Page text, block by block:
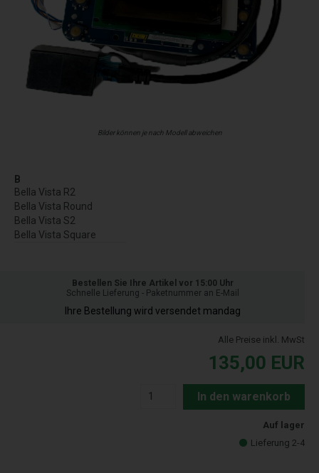
Bilder können je nach Modell abweichen
B
Bella Vista R2
Bella Vista Round
Bella Vista S2
Bella Vista Square
Bestellen Sie Ihre Artikel vor 15:00 Uhr
Schnelle Lieferung - Paketnummer an E-Mail
Ihre Bestellung wird versendet mandag
Alle Preise inkl. MwSt
135,00 EUR
In den warenkorb
Auf lager
Lieferung 2-4